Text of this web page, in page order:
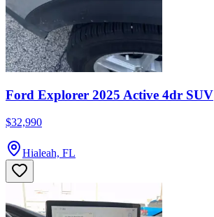
Ford Explorer 2025 Active 4dr SUV
$32,990
Hialeah, FL